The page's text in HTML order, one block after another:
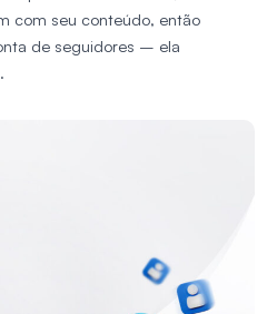
com seu conteúdo, então
de seguidores – ela